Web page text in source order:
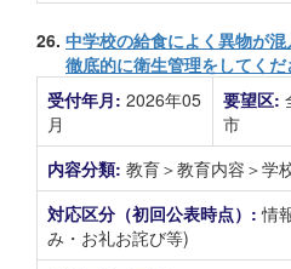
26. 中学校の給食によく異物が混
徹底的に衛生管理をしてくだ
受付年月: 2026年05
月
要望区:
市
内容分類: 教育＞教育内容＞学
対応区分（初回公表時点）:情
み・お礼お詫び等)